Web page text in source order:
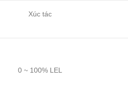
Xúc tác
0 ~ 100% LEL